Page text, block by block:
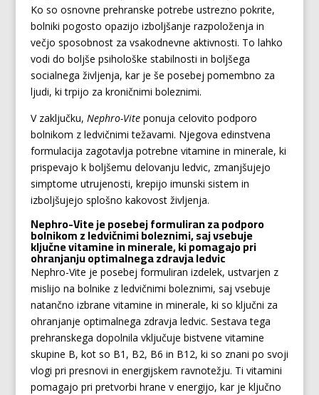
Ko so osnovne prehranske potrebe ustrezno pokrite,
bolniki pogosto opazijo izboljšanje razpoloženja in
večjo sposobnost za vsakodnevne aktivnosti. To lahko
vodi do boljše psihološke stabilnosti in boljšega
socialnega življenja, kar je še posebej pomembno za
ljudi, ki trpijo za kroničnimi boleznimi.
V zaključku, Nephro-Viteponuja celovito podporo
bolnikom z ledvičnimi težavami. Njegova edinstvena
formulacija zagotavlja potrebne vitamine in minerale, ki
prispevajo k boljšemu delovanju ledvic, zmanjšujejo
simptome utrujenosti, krepijo imunski sistem in
izboljšujejo splošno kakovost življenja.
Nephro-Vite je posebej formuliran za podporo
bolnikom z ledvičnimi boleznimi, saj vsebuje
ključne vitamine in minerale, ki pomagajo pri
ohranjanju optimalnega zdravja ledvic
Nephro-Vite je posebej formuliran izdelek, ustvarjen z
mislijo na bolnike z ledvičnimi boleznimi, saj vsebuje
natančno izbrane vitamine in minerale, ki so ključni za
ohranjanje optimalnega zdravja ledvic. Sestava tega
prehranskega dopolnila vključuje bistvene vitamine
skupine B, kot so B1, B2, B6 in B12, ki so znani po svoji
vlogi pri presnovi in energijskem ravnotežju. Ti vitamini
pomagajo pri pretvorbi hrane v energijo, kar je ključno